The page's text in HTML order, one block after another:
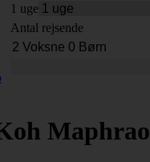
1 uge
Antal rejsende
Maphrao